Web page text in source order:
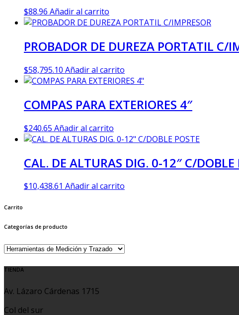
$88.96 Añadir al carrito
PROBADOR DE DUREZA PORTATIL C/
$58,795.10 Añadir al carrito
COMPAS PARA EXTERIORES 4″
$240.65 Añadir al carrito
CAL. DE ALTURAS DIG. 0-12″ C/DOBLE
$10,438.61 Añadir al carrito
Carrito
Categorías de producto
TIENDA
Av. Lázaro Cárdenas 1715
Col del sur